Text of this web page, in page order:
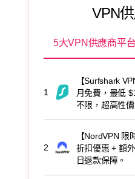
VPN
5大VPN供應商平台
1
【Surfshark
月免費，最低
不限，超高性價
2
【NordVPN
折扣優惠 + 額
日退款保障。